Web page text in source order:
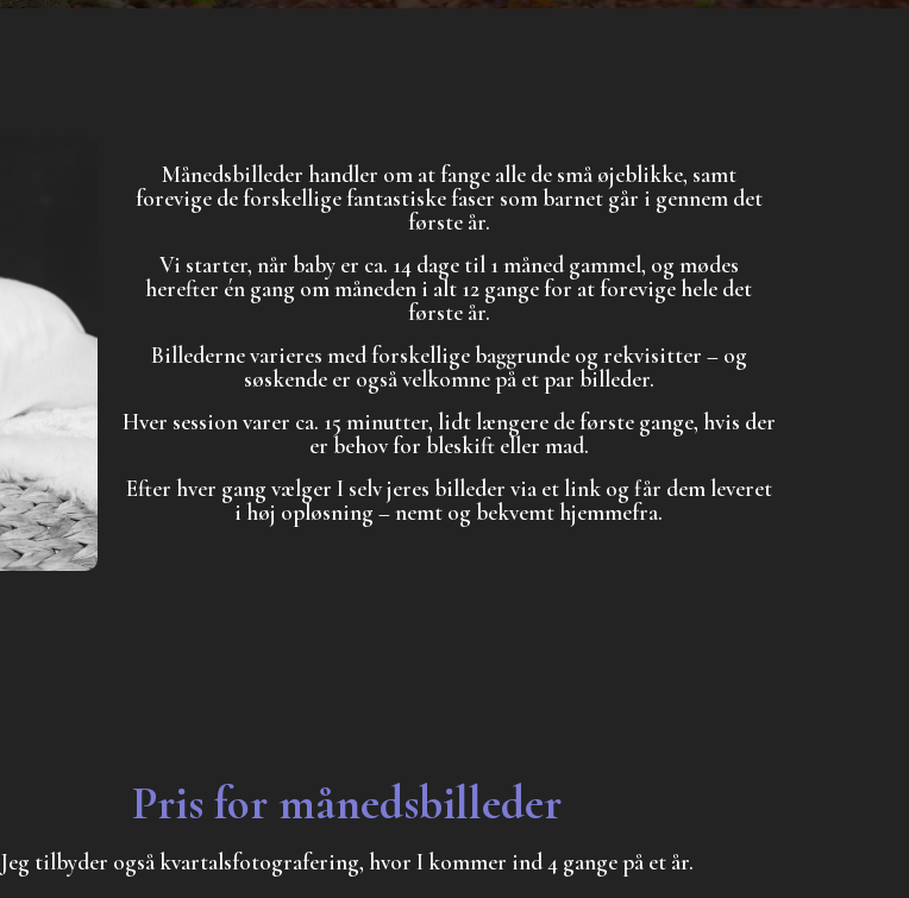
Månedsbilleder handler om at fange alle de små øjeblikke, samt
forevige de forskellige fantastiske faser som barnet går i gennem det
første år.
Vi starter, når baby er ca. 14 dage til 1 måned gammel, og mødes
herefter én gang om måneden i alt 12 gange for at forevige hele det
første år.
Billederne varieres med forskellige baggrunde og rekvisitter – og
søskende er også velkomne på et par billeder.
Hver session varer ca. 15 minutter, lidt længere de første gange, hvis der
er behov for bleskift eller mad.
Efter hver gang vælger I selv jeres billeder via et link og får dem leveret
i høj opløsning – nemt og bekvemt hjemmefra.
Pris for månedsbilleder
Jeg tilbyder også kvartalsfotografering, hvor I kommer ind 4 gange på et år.